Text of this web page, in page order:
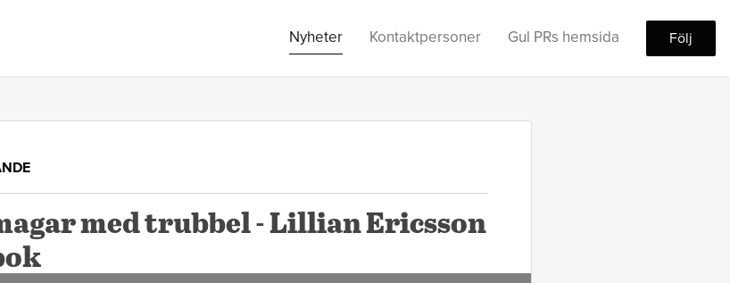
Nyheter Kontaktpersoner Gul PRs hemsida Följ
med trubbel - Lillian Ericsson